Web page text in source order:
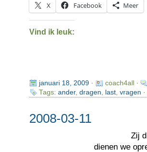
X Facebook Meer
Vind ik leuk:
januari 18, 2009·
coach4all ·
Tags: ander, dragen last, vragen
2008-03-11
Zij
dienen we